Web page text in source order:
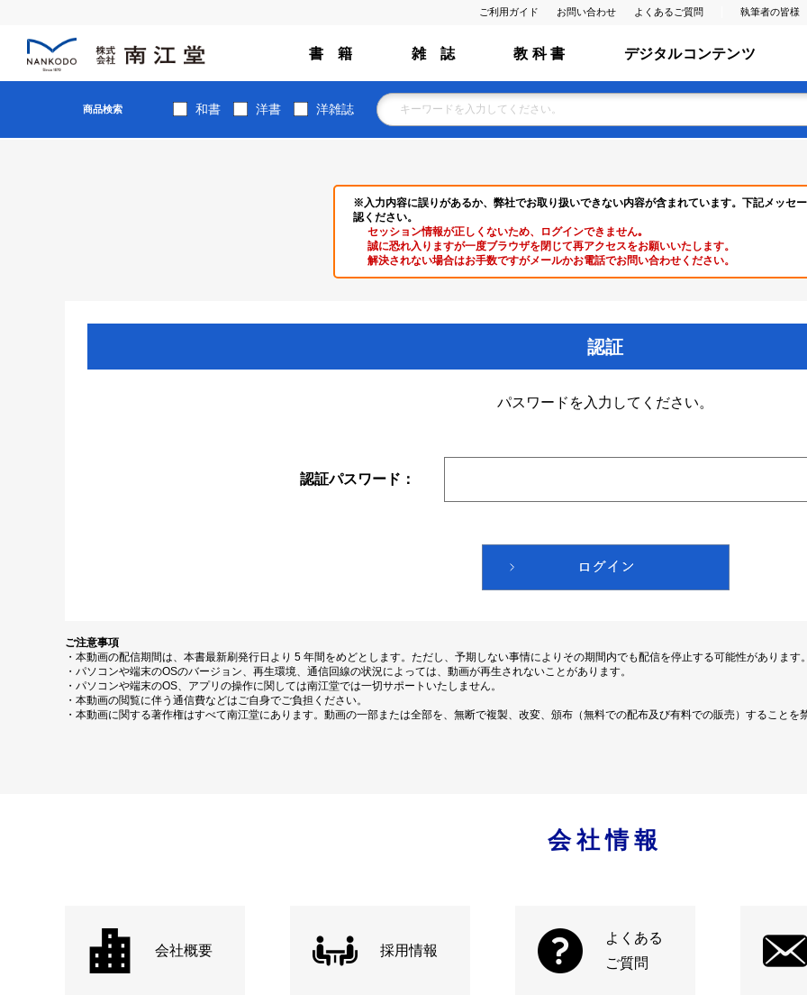
ご利用ガイド お問い合わせ よくあるご質問 執筆者の皆様
書 籍 雑 誌 教 科 書 デジタルコンテンツ
商品検索 和書 洋書 洋雑誌
※入力内容に誤りがあるか、弊社でお取り扱いできない内容が含まれています。下記メッセ
認ください。
セッション情報が正しくないため、ログインできません｡
誠に恐れ入りますが一度ブラウザを閉じて再アクセスをお願いいたします。
解決されない場合はお手数ですがメールかお電話でお問い合わせください。
認証
パスワードを入力してください。
認証パスワード：
ご注意事項
・本動画の配信期間は、本書最新刷発行日より 5 年間をめどとします。ただし、予期しない事情によりその期間内でも配信を停止する可能性があります。
・パソコンや端末のOSのバージョン、再生環境、通信回線の状況によっては、動画が再生されないことがあります。
・パソコンや端末のOS、アプリの操作に関しては南江堂では一切サポートいたしません。
・本動画の閲覧に伴う通信費などはご自身でご負担ください。
・本動画に関する著作権はすべて南江堂にあります。動画の一部または全部を、無断で複製、改変、頒布（無料での配布及び有料での販売）することを
会社情報
会社概要 採用情報
よくある
ご質問